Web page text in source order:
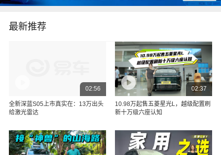
最新推荐
02:56
全新深蓝S05上市真实在：13万出头
给激光雷达
02:37
10.98万起售五菱星光L，越级配置刷
新十万级六座认知